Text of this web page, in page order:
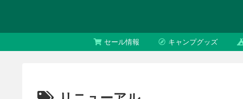
セール情報 キャンプグッズ